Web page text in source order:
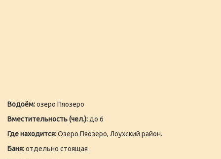
Водоём:озеро Пяозеро
Вместительность (чел.): до 6
Где находится:Озеро Пяозеро, Лоухский район.
Баня:отдельно стоящая